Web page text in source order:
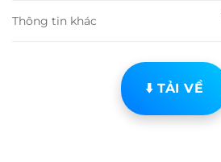
Thông tin khác
⬇️ TẢI VỀ